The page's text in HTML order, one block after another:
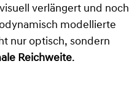
verlängert und noch
modellierte
nur optisch, sondern
Reichweite.